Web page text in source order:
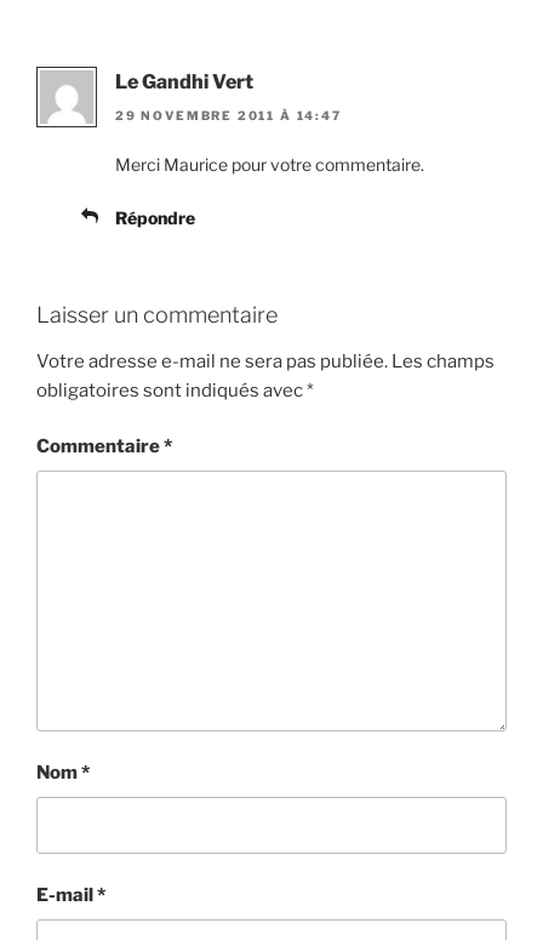
Le Gandhi Vert
29 NOVEMBRE 2011 À 14:47
Merci Maurice pour votre commentaire.
Répondre
Laisser un commentaire
Votre adresse e-mail ne sera pas publiée. Les champs
obligatoires sont indiqués avec*
Commentaire*
Nom*
E-mail *